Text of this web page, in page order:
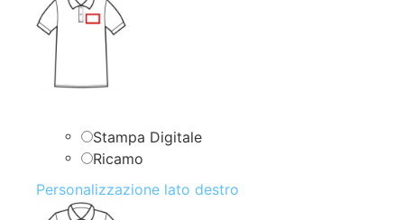
Stampa Digitale
Ricamo
Personalizzazione lato destro